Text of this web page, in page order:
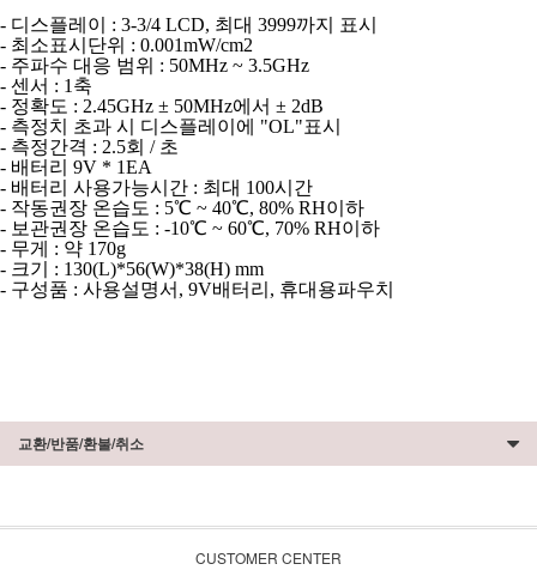
- 디스플레이 : 3-3/4 LCD, 최대 3999까지 표시
- 최소표시단위 : 0.001mW/cm2
- 주파수 대응 범위 : 50MHz ~ 3.5GHz
- 센서 : 1축
- 정확도 : 2.45GHz ± 50MHz에서 ± 2dB
- 측정치 초과 시 디스플레이에 "OL"표시
- 측정간격 : 2.5회 / 초
- 배터리 9V * 1EA
- 배터리 사용가능시간 : 최대 100시간
- 작동권장 온습도 : 5℃ ~ 40℃, 80% RH이하
- 보관권장 온습도 : -10℃ ~ 60℃, 70% RH이하
- 무게 : 약 170g
- 크기 : 130(L)*56(W)*38(H) mm
- 구성품 : 사용설명서, 9V배터리, 휴대용파우치
교환/반품/환불/취소
CUSTOMER CENTER